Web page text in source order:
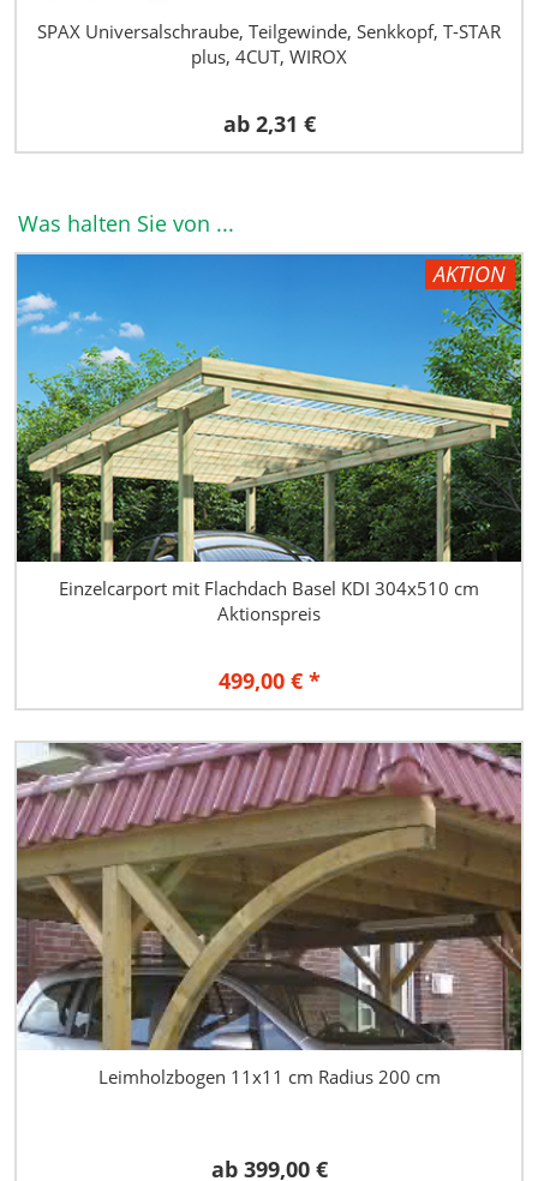
SPAX Universalschraube, Teilgewinde, Senkkopf, T-STAR
plus, 4CUT, WIROX
ab 2,31 €
Was halten Sie von ...
AKTION
Einzelcarport mit Flachdach Basel KDI 304x510 cm
Aktionspreis
499,00 € *
Leimholzbogen 11x11 cm Radius 200 cm
ab 399,00 €